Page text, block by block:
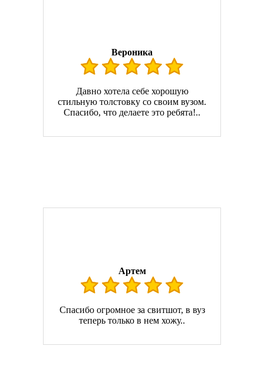
Вероника
Давно хотела себе хорошую
стильную толстовку со своим вузом.
Спасибо, что делаете это ребята!..
Артем
Спасибо огромное за свитшот, в вуз
теперь только в нем хожу..